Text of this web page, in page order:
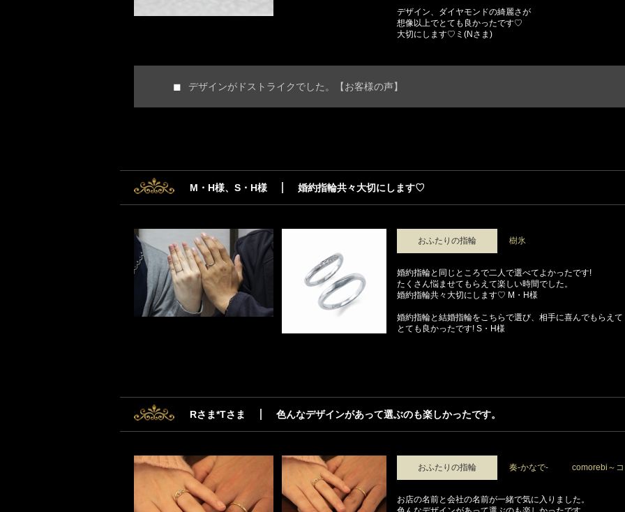
デザイン、ダイヤモンドの綺麗さが
想像以上でとても良かったです♡
大切にします♡ミ(Nさま)
デザインがドストライクでした。【お客様の声】
M・H様、S・H様 婚約指輪共々大切にします♡
おふたりの指輪 樹氷
婚約指輪と同じところで二人で選べてよかったです!
たくさん悩ませてもらえて楽しい時間でした。
婚約指輪共々大切にします♡ M・H様
婚約指輪と結婚指輪をこちらで選び、相手に喜んでもらえて
とても良かったです! S・H様
Rさま*Tさま 色んなデザインがあって選ぶのも楽しかったです。
おふたりの指輪 奏-かなで- comorebi～
お店の名前と会社の名前が一緒で気に入りました。